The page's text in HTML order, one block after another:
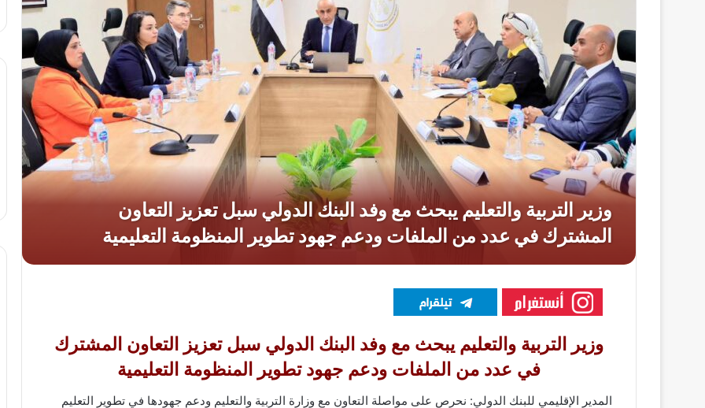
وزير التربية والتعليم يبحث مع وفد البنك الدولي سبل تعزيز التعاون المشترك
في عدد من الملفات ودعم جهود تطوير المنظومة التعليمية
المدير الإقليمي للبنك الدولي: نحرص على مواصلة التعاون مع وزارة التربية والتعليم ودعم جهودها في تطوير التعليم